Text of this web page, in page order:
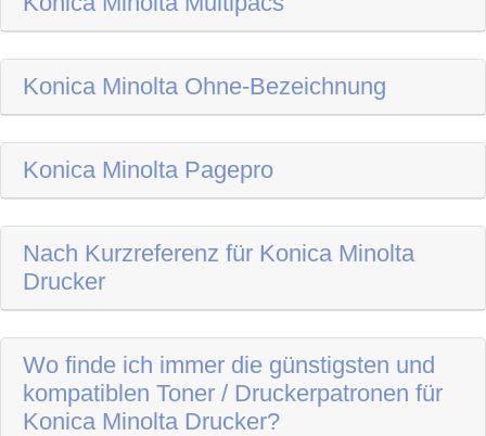
Konica Minolta Ohne-Bezeichnung
Konica Minolta Pagepro
Nach Kurzreferenz für Konica Minolta
Drucker
Wo finde ich immer die günstigsten und
kompatiblen Toner / Druckerpatronen für
Konica Minolta Drucker?